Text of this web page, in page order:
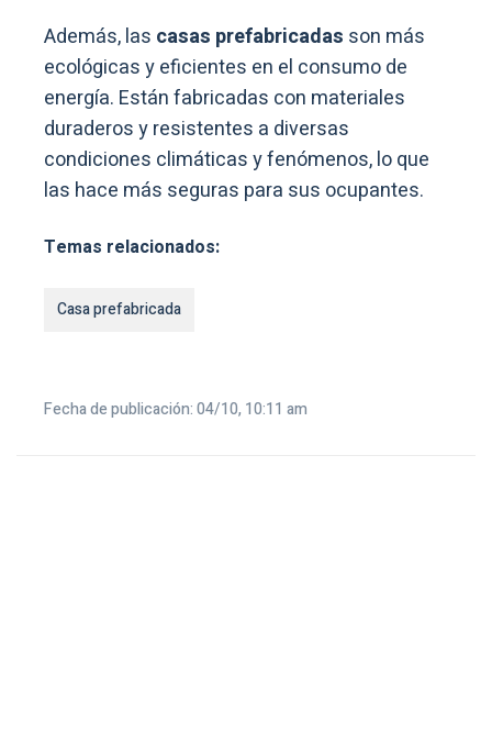
Además, las casas prefabricadas son más
ecológicas y eficientes en el consumo de
energía. Están fabricadas con materiales
duraderos y resistentes a diversas
condiciones climáticas y fenómenos, lo que
las hace más seguras para sus ocupantes.
Temas relacionados:
Casa prefabricada
Fecha de publicación: 04/10, 10:11 am